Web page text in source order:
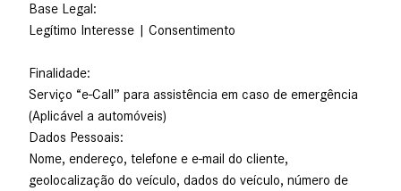
Base Legal:
Legítimo Interesse | Consentimento
Finalidade:
Serviço “e-Call” para assistência em caso de emergência
(Aplicável a automóveis)
Dados Pessoais:
Nome, endereço, telefone e e-mail do cliente,
geolocalização do veículo, dados do veículo, número de